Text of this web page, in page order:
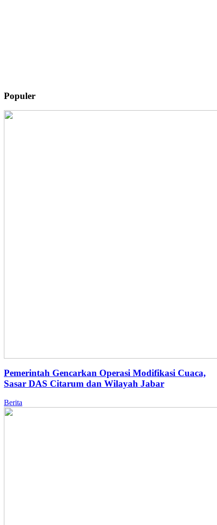
Populer
Pemerintah Gencarkan Operasi Modifikasi Cuaca,
Sasar DAS Citarum dan Wilayah Jabar
Berita